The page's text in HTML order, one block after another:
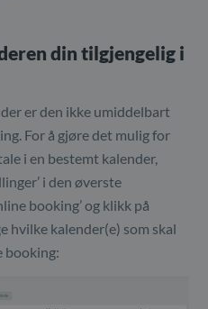
din tilgjengelig i
er den ikke umiddelbart
For å gjøre det mulig for
i en bestemt kalender,
i den øverste
booking’ og klikk på
hvilke kalender(e) som skal
booking: